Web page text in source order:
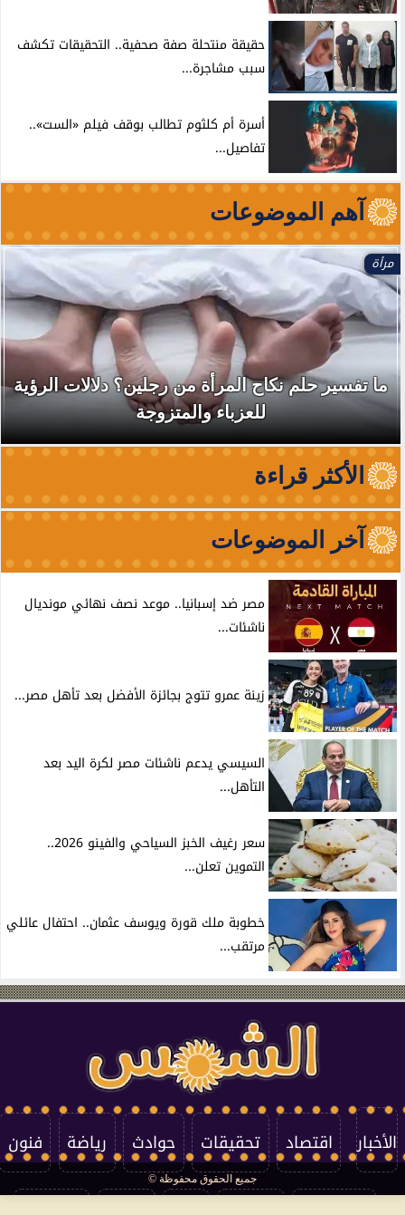
حقيقة منتحلة صفة صحفية.. التحقيقات تكشف
سبب مشاجرة...
أسرة أم كلثوم تطالب بوقف فيلم «الست»..
تفاصيل...
آهم الموضوعات
مرأة
ما تفسير حلم نكاح المرأة من رجلين؟ دلالات الرؤية
للعزباء والمتزوجة
الأكثر قراءة
آخر الموضوعات
مصر ضد إسبانيا.. موعد نصف نهائي مونديال
ناشئات...
زينة عمرو تتوج بجائزة الأفضل بعد تأهل مصر...
السيسي يدعم ناشئات مصر لكرة اليد بعد
التأهل...
سعر رغيف الخبز السياحي والفينو 2026..
التموين تعلن...
خطوبة ملك قورة ويوسف عثمان.. احتفال عائلي
مرتقب...
الأخبار اقتصاد تحقيقات حوادث رياضة فنون
جميع الحقوق محفوظة ©